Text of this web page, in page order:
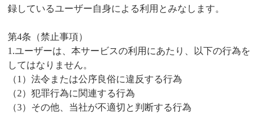
録しているユーザー自身による利用とみなします。
第4条（禁止事項）
1.ユーザーは、本サービスの利用にあたり、以下の行為を
してはなりません。
（1）法令または公序良俗に違反する行為
（2）犯罪行為に関連する行為
（3）その他、当社が不適切と判断する行為